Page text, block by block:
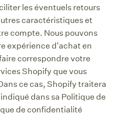
les éventuels retours
caractéristiques et
compte. Nous pouvons
expérience d'achat en
correspondre votre
Shopify que vous
ce cas, Shopify traitera
dans sa Politique de
de confidentialité